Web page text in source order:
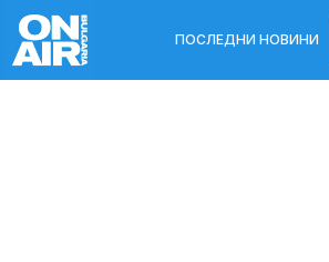
ПОСЛЕДНИ НОВИНИ